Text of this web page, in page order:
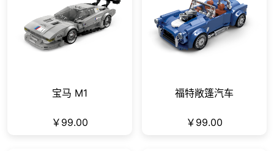
宝马 M1
￥99.00
福特敞篷汽车
￥99.00